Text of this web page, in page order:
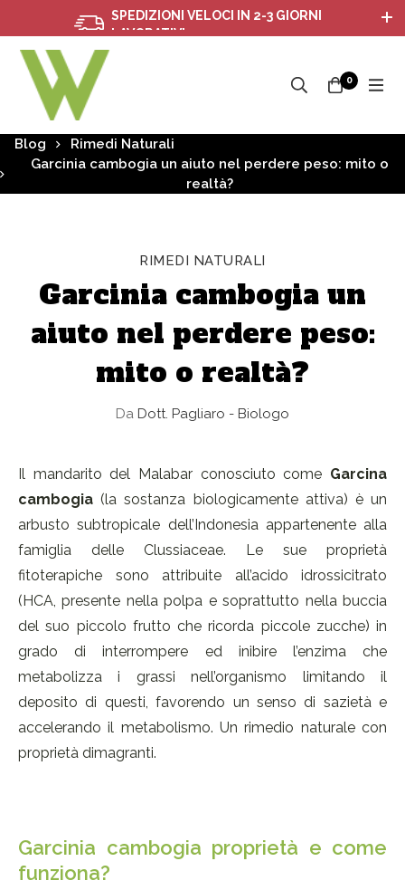
SPEDIZIONI VELOCI IN 2-3 GIORNI
LAVORATIVI
0
Blog
Rimedi Naturali
Garcinia cambogia un aiuto nel perdere peso: mito o
realtà?
RIMEDI NATURALI
Garcinia cambogia un
aiuto nel perdere peso:
mito o realtà?
Da Dott. Pagliaro - Biologo
Il mandarito del Malabar conosciuto come Garcina
cambogia (la sostanza biologicamente attiva) è un
arbusto subtropicale dell’Indonesia appartenente alla
famiglia delle Clussiaceae. Le sue proprietà
fitoterapiche sono attribuite all’acido idrossicitrato
(HCA, presente nella polpa e soprattutto nella buccia
del suo piccolo frutto che ricorda piccole zucche) in
grado di interrompere ed inibire l’enzima che
metabolizza i grassi nell’organismo limitando il
deposito di questi, favorendo un senso di sazietà e
accelerando il metabolismo. Un rimedio naturale con
proprietà dimagranti.
Garcinia cambogia proprietà e come
funziona?